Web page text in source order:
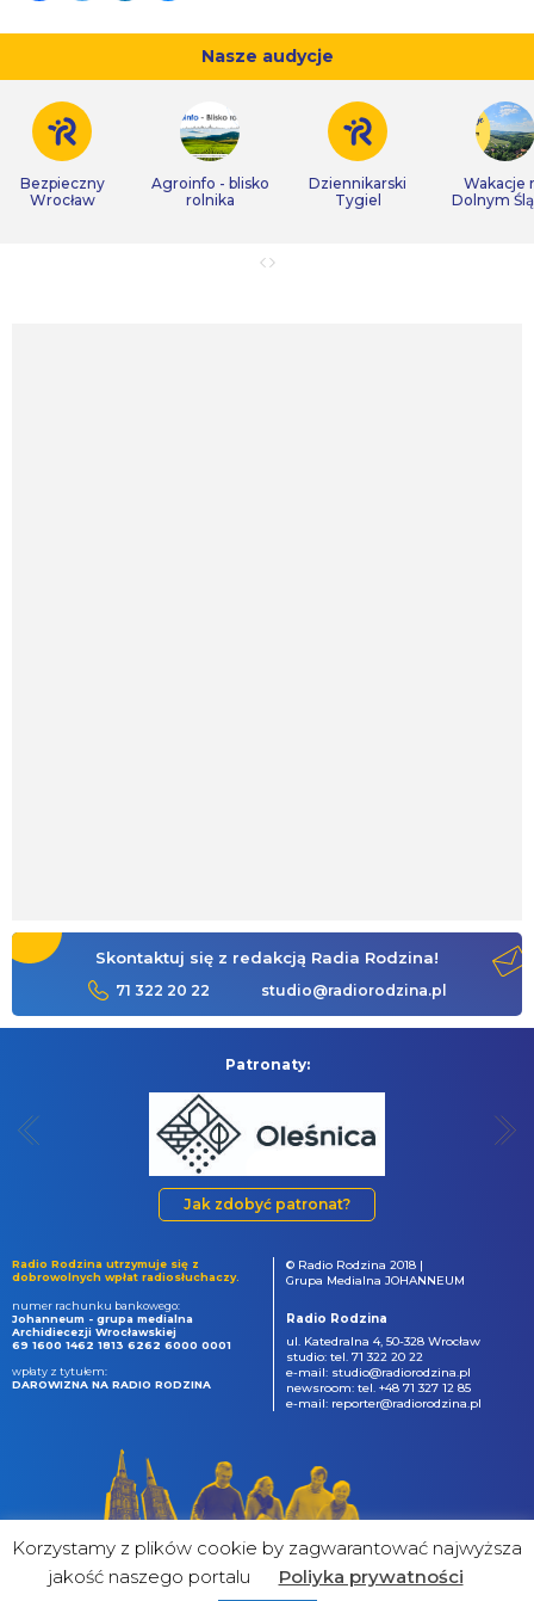
Nasze audycje
Bezpieczny
Wrocław
Agroinfo - blisko
rolnika
Dziennikarski
Tygiel
Wakacje
Dolnym
Skontaktuj się z redakcją Radia Rodzina!
71 322 20 22 studio@radiorodzina.pl
Patronaty:
Jak zdobyć patronat?
Radio Rodzina utrzymuje się z
dobrowolnych wpłat radiosłuchaczy.
numer rachunku bankowego:
Johanneum - grupa medialna
Archidiecezji Wrocławskiej
69 1600 1462 1813 6262 6000 0001
wpłaty z tytułem:
DAROWIZNA NA RADIO RODZINA
© Radio Rodzina 2018 |
Grupa Medialna JOHANNEUM
Radio Rodzina
ul. Katedralna 4, 50-328 Wrocław
studio: tel. 71 322 20 22
e-mail: studio@radiorodzina.pl
newsroom: tel. +48 71 327 12 85
e-mail: reporter@radiorodzina.pl
Korzystamy z plików cookie by zagwarantować najwyższa
jakość naszego portalu
Poliyka prywatności